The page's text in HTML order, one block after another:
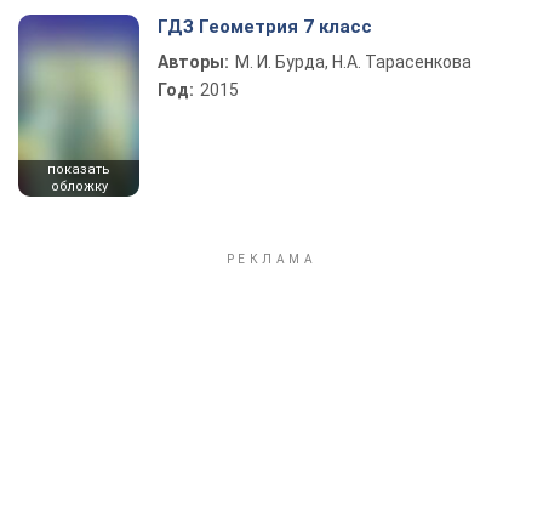
показать
обложку
ГДЗ Геометрия 7 класс
Авторы: М. И. Бурда, Н.А. Тарасенкова
Год: 2015